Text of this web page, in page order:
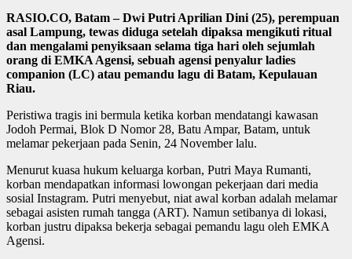
RASIO.CO, Batam – Dwi Putri Aprilian Dini (25), perempuan
asal Lampung, tewas diduga setelah dipaksa mengikuti ritual
dan mengalami penyiksaan selama tiga hari oleh sejumlah
orang di EMKA Agensi, sebuah agensi penyalur ladies
companion (LC) atau pemandu lagu di Batam, Kepulauan
Riau.
Peristiwa tragis ini bermula ketika korban mendatangi kawasan
Jodoh Permai, Blok D Nomor 28, Batu Ampar, Batam, untuk
melamar pekerjaan pada Senin, 24 November lalu.
Menurut kuasa hukum keluarga korban, Putri Maya Rumanti,
korban mendapatkan informasi lowongan pekerjaan dari media
sosial Instagram. Putri menyebut, niat awal korban adalah melamar
sebagai asisten rumah tangga (ART). Namun setibanya di lokasi,
korban justru dipaksa bekerja sebagai pemandu lagu oleh EMKA
Agensi.